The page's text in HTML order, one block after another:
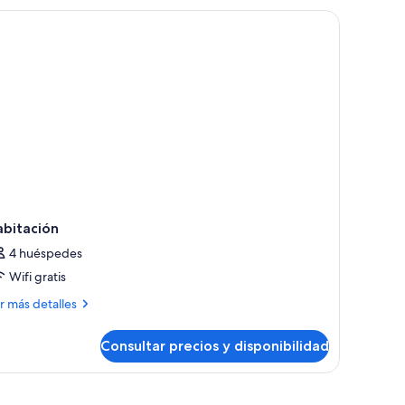
un escritorio y vistas al exterior.
4 huéspedes
Wifi gratis
más detalles
Consultar precios y disponibilidad